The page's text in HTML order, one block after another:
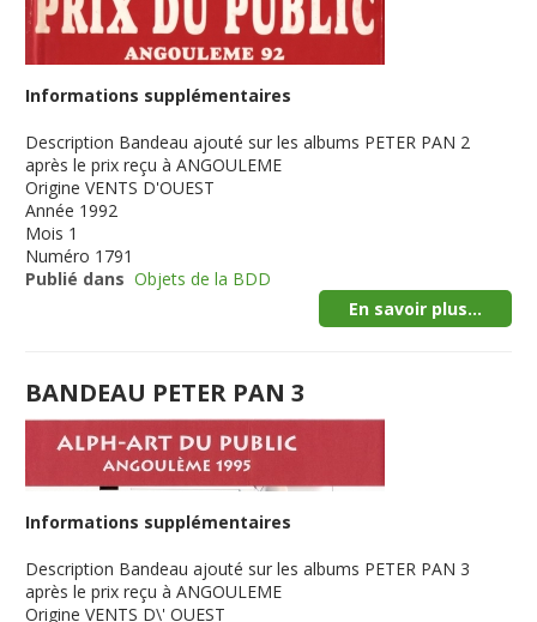
Informations supplémentaires
Description Bandeau ajouté sur les albums PETER PAN 2
après le prix reçu à ANGOULEME
Origine VENTS D'OUEST
Année 1992
Mois 1
Numéro 1791
Publié dans Objets de la BDD
En savoir plus...
BANDEAU PETER PAN 3
Informations supplémentaires
Description Bandeau ajouté sur les albums PETER PAN 3
après le prix reçu à ANGOULEME
Origine VENTS D\' OUEST